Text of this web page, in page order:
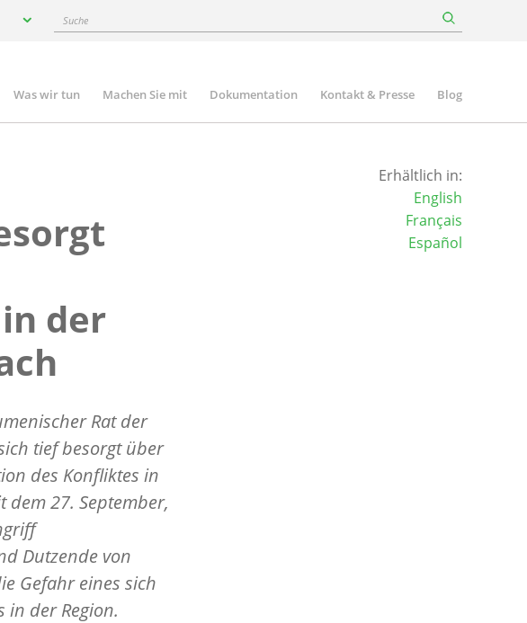
Suche
Was wir tun Machen Sie mit Dokumentation Kontakt & Presse Blog
der
Rat der
tief besorgt über
des Konfliktes in
dem 27. September,
Dutzende von
Gefahr eines sich
der Region.
Erhältlich in:
English
Français
Español